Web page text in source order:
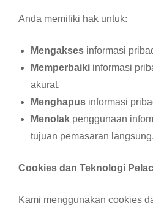
Anda memiliki hak untuk:
Mengakses informasi
Memperbaiki informasi
akurat.
Menghapus informasi
Menolak penggunaan
tujuan pemasaran langsung.
Cookies dan Teknologi
Kami menggunakan cookies